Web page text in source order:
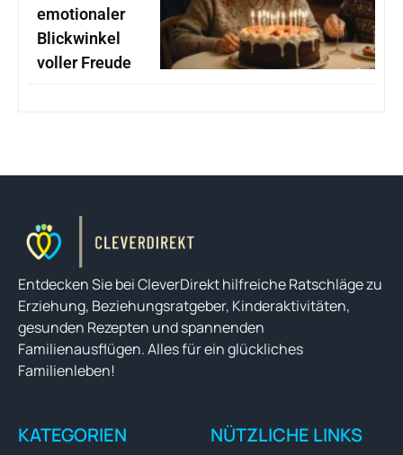
emotionaler
Blickwinkel
voller Freude
Entdecken Sie bei CleverDirekt hilfreiche Ratschläge zu
Erziehung, Beziehungsratgeber, Kinderaktivitäten,
gesunden Rezepten und spannenden
Familienausflügen. Alles für ein glückliches
Familienleben!
KATEGORIEN NÜTZLICHE LINKS